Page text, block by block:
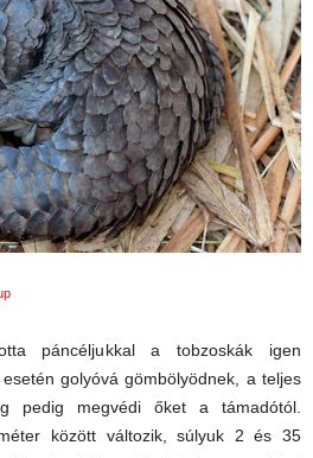
páncéljukkal a tobzoskák igen
golyóvá gömbölyödnek, a teljes
pedig megvédi őket a támadótól.
között változik, súlyuk 2 és 35